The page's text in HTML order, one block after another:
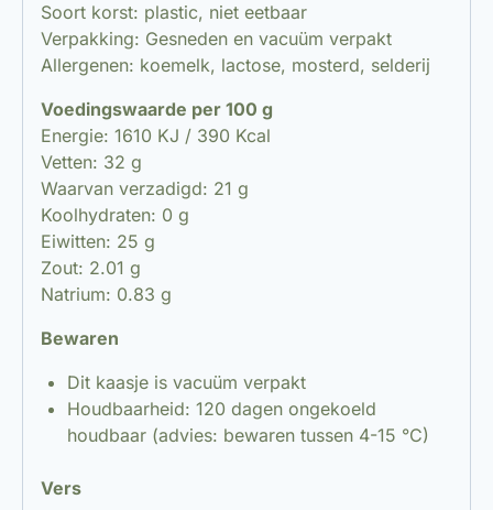
Soort korst: plastic, niet eetbaar
Verpakking: Gesneden en vacuüm verpakt
Allergenen: koemelk, lactose, mosterd, selderij
Voedingswaarde per 100 g
Energie: 1610 KJ / 390 Kcal
Vetten: 32 g
Waarvan verzadigd: 21 g
Koolhydraten: 0 g
Eiwitten: 25 g
Zout: 2.01 g
Natrium: 0.83 g
Bewaren
Dit kaasje is vacuüm verpakt
Houdbaarheid: 120 dagen ongekoeld
houdbaar (advies: bewaren tussen 4-15 °C)
Vers